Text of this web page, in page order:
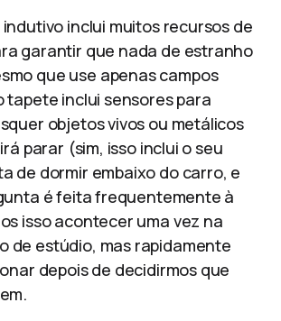
inclui muitos recursos de
garantir que nada de estranho
que use apenas campos
tapete inclui sensores para
objetos vivos ou metálicos
parar (sim, isso inclui o seu
de dormir embaixo do carro, e
é feita frequentemente à
isso acontecer uma vez na
de estúdio, mas rapidamente
depois de decidirmos que